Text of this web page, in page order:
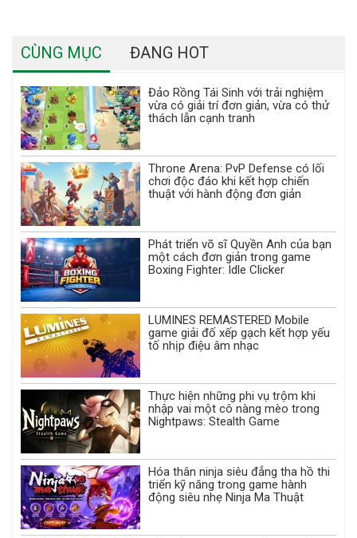
CÙNG MỤC ĐANG HOT
Đảo Rồng Tái Sinh với trải nghiệm
vừa có giải trí đơn giản, vừa có thử
thách lẫn cạnh tranh
Throne Arena: PvP Defense có lối
chơi độc đáo khi kết hợp chiến
thuật với hành động đơn giản
Phát triển võ sĩ Quyền Anh của bạn
một cách đơn giản trong game
Boxing Fighter: Idle Clicker
LUMINES REMASTERED Mobile
game giải đố xếp gạch kết hợp yếu
tố nhịp điệu âm nhạc
Thực hiện những phi vụ trộm khi
nhập vai một cô nàng mèo trong
Nightpaws: Stealth Game
Hóa thân ninja siêu đẳng tha hồ thi
triển kỹ năng trong game hành
động siêu nhẹ Ninja Ma Thuật